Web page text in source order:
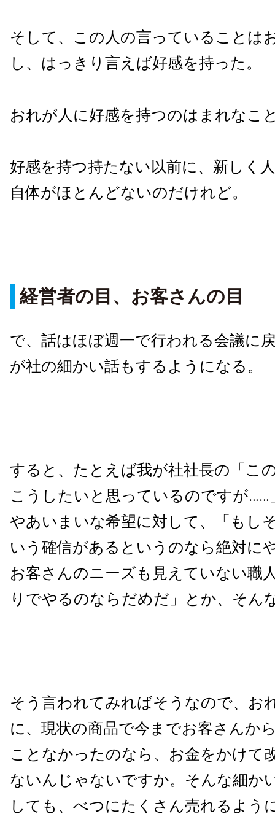
そして、この人の言っていることは
し、はっきり言えば好感を持った。
おれが人に好感を持つのはまれなこ
好感を持つ持たない以前に、新しく
自体がほとんどないのだけれど。
経営者の目、お客さんの目
で、話はほぼ週一で行われる会議に
が社の細かい話もするようになる。
すると、たとえば我が社社長の「こ
こうしたいと思っているのですが……
やあいまいな希望に対して、「もし
いう確信があるというのなら絶対に
お客さんのニーズも見えていない職
りでやるのならだめだ」とか、そん
そう言われてみればそうなので、お
に、現状の商品で今までお客さんか
ことなかったのなら、お金をかけて
ないんじゃないですか。そんな細か
しても、べつにたくさん売れるよう